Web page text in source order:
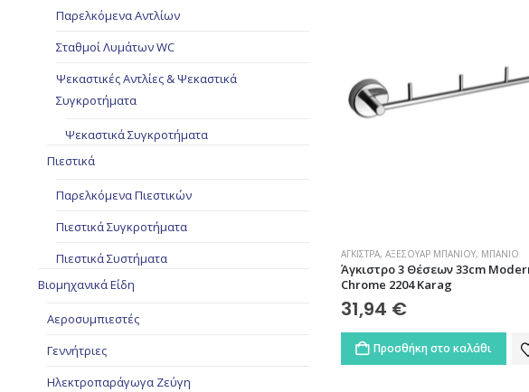
ΆΓΚΙΣΤΡΑ, ΑΞΕΣΟΥΆΡ ΜΠΆΝΙΟΥ, ΜΠΆΝΙΟ
Άγκιστρο 3 Θέσεων 33cm
Chrome 2204 Karag
31,94 €
Προσθήκη στο καλάθι
Παρελκόμενα Αντλίων
Σταθμοί Λυμάτων WC
Ψεκαστικές Αντλίες & Ψεκαστικά
Συγκροτήματα
Ψεκαστικά Συγκροτήματα
Πιεστικά
Παρελκόμενα Πιεστικών
Πιεστικά Συγκροτήματα
Πιεστικά Συστήματα
Βιομηχανικά Είδη
Αεροσυμπιεστές
Γεννήτριες
Ηλεκτροπαράγωγα Ζεύγη